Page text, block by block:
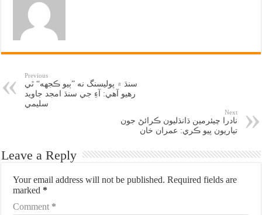
Previous
سنڌ ۾ پوليسنگ نه ”ٻيو ڪجهه“ ٿي
رهيو آهي: آءِ جي سنڌ امجد جاويد
سليمي
Next
نادرا چيئرمين ڌانڌليون ڪرائڻ جون
تياريون پيو ڪري: عمران خان
Leave a Reply
Your email address will not be published. Required fields are
marked *
Comment *